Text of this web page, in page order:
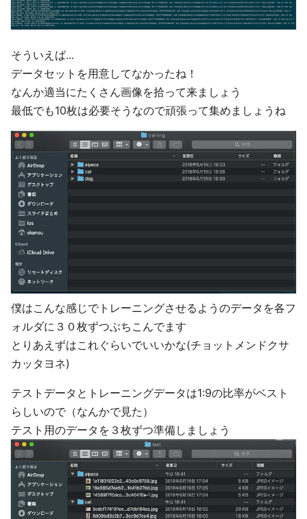
そういえば...
データセットを用意してなかったね！
なんか適当にたくさん画像を拾って来ましょう
最低でも10枚は必要そうなので頑張って集めましょうね
僕はこんな感じでトレーニングさせるようのデータを各フ
ォルダに３０枚ずつぶちこんでます
とりあえずはこれぐらいでいいかな(チョットメンドクサ
カッタヨネ)
テストデータとトレーニングデータは1:9の比率がベスト
らしいので（なんかで見た）
テスト用のデータを３枚ずつ準備しましょう